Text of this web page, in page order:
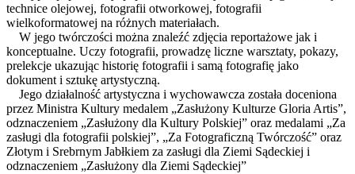
technice olejowej, fotografii otworkowej, fotografii
wielkoformatowej na różnych materiałach.
W jego twórczości można znaleźć zdjęcia reportażowe jak i
konceptualne. Uczy fotografii, prowadzę liczne warsztaty, pokazy,
prelekcje ukazując historię fotografii i samą fotografię jako
dokument i sztukę artystyczną.
Jego działalność artystyczna i wychowawcza została doceniona
przez Ministra Kultury medalem „Zasłużony Kulturze Gloria Artis”,
odznaczeniem „Zasłużony dla Kultury Polskiej” oraz medalami „Za
zasługi dla fotografii polskiej”, „Za Fotograficzną Twórczość” oraz
Złotym i Srebrnym Jabłkiem za zasługi dla Ziemi Sądeckiej i
odznaczeniem „Zasłużony dla Ziemi Sądeckiej”